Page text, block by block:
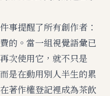
事提醒了所有創作者：
的。當一組視覺語彙已
次使用它，就不只是
是在動用別人半生的累
著作權登記裡成為茶飲